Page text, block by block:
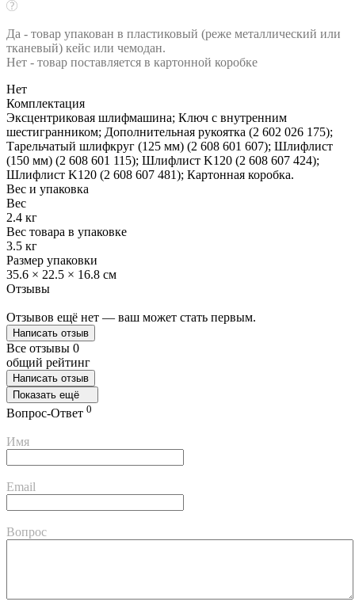
Да - товар упакован в пластиковый (реже металлический или
тканевый) кейс или чемодан.
Нет - товар поставляется в картонной коробке
Нет
Комплектация
Эксцентриковая шлифмашина; Ключ с внутренним
шестигранником; Дополнительная рукоятка (2 602 026 175);
Тарельчатый шлифкруг (125 мм) (2 608 601 607); Шлифлист
(150 мм) (2 608 601 115); Шлифлист K120 (2 608 607 424);
Шлифлист K120 (2 608 607 481); Картонная коробка.
Вес и упаковка
Вес
2.4 кг
Вес товара в упаковке
3.5 кг
Размер упаковки
35.6 × 22.5 × 16.8 см
Отзывы
Отзывов ещё нет — ваш может стать первым.
Написать отзыв
Все отзывы 0
общий рейтинг
Написать отзыв
Показать ещё
Вопрос-Ответ 0
Имя
Email
Вопрос